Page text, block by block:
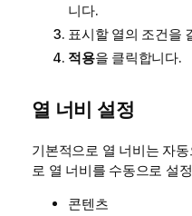
니다.
표시할 열의 조건을
적용을 클릭합니다.
열 너비 설정
기본적으로 열 너비는 자
로 열 너비를 수동으로 설
콘텐츠